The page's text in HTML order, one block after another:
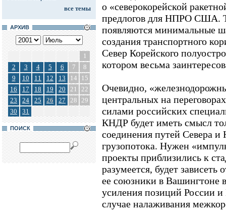
все темы
АРХИВ
1
2
3 4 5 6 7
8
9
10 11 12 13 14
15
16
17 18 19 20 21
22
23
24 25 26 27 28 29
30
31
ПОИСК
о «северокорейской
предлогов для НПРО США.
появляются минимальные
создания транспортного
Север Корейского
котором весьма
Очевидно,
центральных на
силами российских
КНДР будет иметь смысл
соединения путей Севера и
грузопотока. Нужен
проекты приблизились к
разумеется, будет
ее союзники в Вашингтоне
усиления позиций России и
случае налаживания